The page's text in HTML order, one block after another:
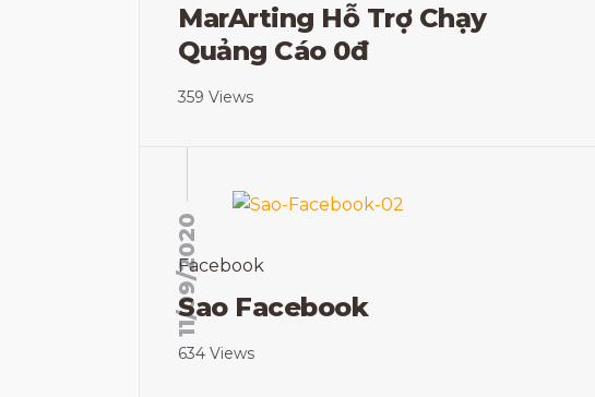
MarArting Hỗ Trợ Chạy
Quảng Cáo 0đ
359 Views
11/09/2020
Facebook
Sao Facebook
634 Views